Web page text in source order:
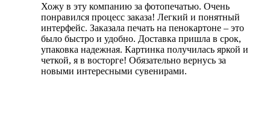
Хожу в эту компанию за фотопечатью. Очень
понравился процесс заказа! Легкий и понятный
интерфейс. Заказала печать на пенокартоне – это
было быстро и удобно. Доставка пришла в срок,
упаковка надежная. Картинка получилась яркой и
четкой, я в восторге! Обязательно вернусь за
новыми интересными сувенирами.